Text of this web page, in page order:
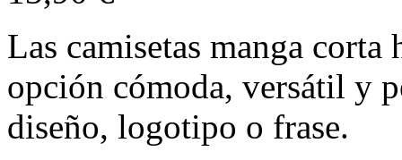
Las camisetas manga
opción cómoda, versátil y
diseño, logotipo o frase.